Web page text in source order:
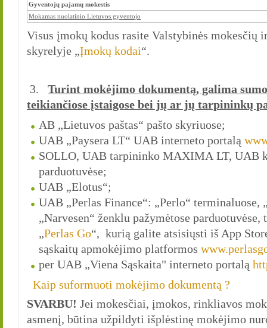
Gyventojų pajamų mokestis
Mokamas nuolatinio Lietuvos gyventojo
Visus įmokų kodus rasite Valstybinės mokesčių
skyrelyje „Įmokų kodai“.
3. Turint mokėjimo dokumentą, galima
teikiančiose įstaigose bei jų ar jų tarpininkų
AB „Lietuvos paštas“ pašto skyriuose;
UAB „Paysera LT“ UAB interneto portalą
SOLLO, UAB tarpininko MAXIMA LT, UAB
parduotuvėse;
UAB „Elotus“;
UAB „Perlas Finance“: „Perlo“ terminaluose,
„Narvesen“ ženklu pažymėtose
„Perlas Go“, kurią galite atsisiųsti iš App
sąskaitų apmokėjimo platformos
per UAB „Viena Sąskaita" interneto portalą
Kaip suformuoti mokėjimo dokumentą ?
SVARBU! Jei mokesčiai, įmokos, rinkliavos
asmenį, būtina užpildyti išplėstinę mokėjimo